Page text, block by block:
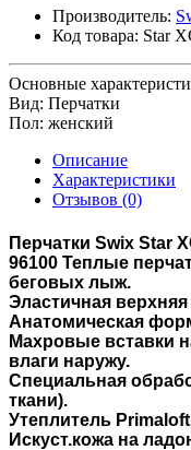
Производитель:
Код товара: Star
Основные
Вид: Перчатки
Пол: женский
Описание
Характеристики
Отзывов (0)
Перчатки Swix Star
96100 Теплые
беговых лыж.
Эластичная верхняя
Анатомическая
Махровые вставки
влаги наружу.
Специальная
ткани).
Утеплитель
Искуст.кожа на